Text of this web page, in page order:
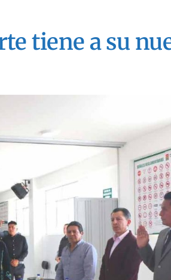
tiene a su